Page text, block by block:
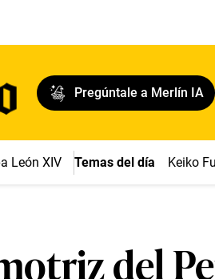
Pregúntale a Merlín IA
León XIV Temas del día Keiko
del